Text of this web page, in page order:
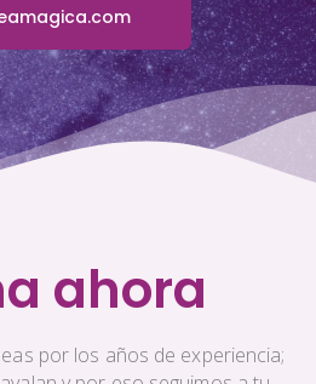
ahora
por los años de experiencia;